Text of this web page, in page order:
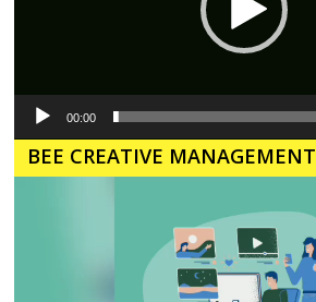
00:00
BEE CREATIVE MANAGEMENT